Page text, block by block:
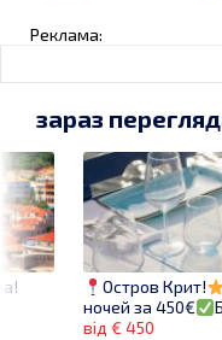
Реклама:
зараз
Остров Крит!
ночей за 450€
від € 450